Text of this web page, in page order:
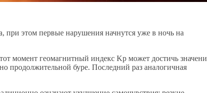
при этом первые нарушения начнутся уже в ночь на
момент геомагнитный индекс Kp может достичь
продолжительной буре. Последний раз аналогичная